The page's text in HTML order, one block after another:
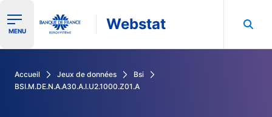
Ouvrir le menu de navigation
MENU Webstat
Accueil Jeux de données
Bsi
BSI.M.DE.N.A.A30.A.I.U2.1000.Z01.A